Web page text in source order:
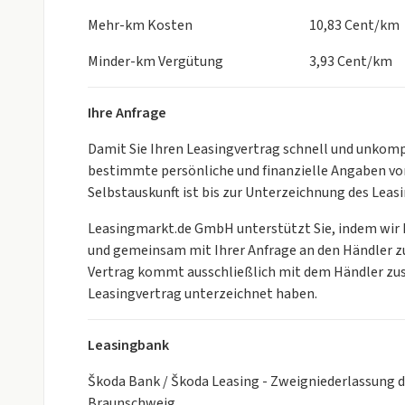
* Infotainmentsystem
* Interieur aus Stoff, kombiniert mit
* ISOFIX-Verankerung auf dem Beifahrersitz und
* Klimaanlage Climatronic (2-Zonen)
* Kopfstützen hinten (3 Stück)
* Kopfstützen vorn, höheneinstellbar
* Ladekabel für AC-Ladestationen (Mode-3-
* Manuelle Gepäckraumklappe
* Manuelle Kindersicherung der hinteren Türen
* Manuelle Leuchtweitenregulierung
* Maximale DC-Ladeleistung (Gleichstrom)
* Notruffunktion eCall+
* Onboard Ladegerät (11 kW)
* Parksensoren hinten mit Rangierbremsfunkion
* Proaktiver Insassenschutz mit Front-
Mehr-km Kosten
10,83 Cent/km
Minder-km Vergütung
3,93 Cent/km
Ihre Anfrage
Damit Sie Ihren Leasingvertrag schnell und
bestimmte persönliche und finanzielle Angaben
Selbstauskunft ist bis zur Unterzeichnung des
Leasingmarkt.de GmbH unterstützt Sie, indem
und gemeinsam mit Ihrer Anfrage an den
Vertrag kommt ausschließlich mit dem Händler
Leasingvertrag unterzeichnet haben.
Leasingbank
Škoda Bank / Škoda Leasing -